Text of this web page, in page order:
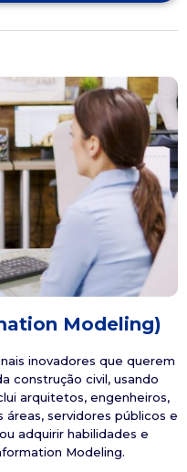
Modeling)
inovadores que querem
construção civil, usando
arquitetos, engenheiros,
servidores públicos e
adquirir habilidades e
Modeling.